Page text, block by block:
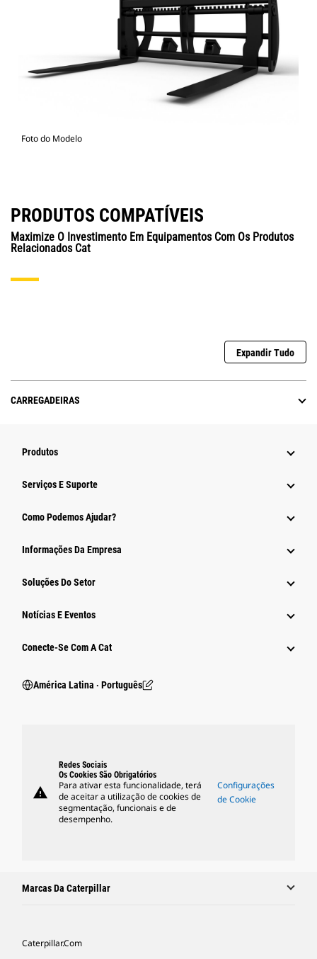
Foto do Modelo
PRODUTOS COMPATÍVEIS
Maximize O Investimento Em Equipamentos Com Os Produtos
Relacionados Cat
Expandir Tudo
CARREGADEIRAS
Produtos
Serviços E Suporte
Como Podemos Ajudar?
Informações Da Empresa
Soluções Do Setor
Notícias E Eventos
Conecte-Se Com A Cat
América Latina ‧ Português
warning
Redes Sociais
Os Cookies São Obrigatórios
Para ativar esta funcionalidade, terá
de aceitar a utilização de cookies de
segmentação, funcionais e de
desempenho.
Configurações
de Cookie
Marcas Da Caterpillar
Caterpillar.com